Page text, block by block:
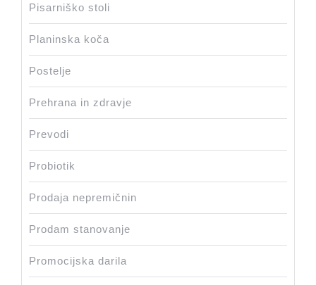
Pisarniško stoli
Planinska koča
Postelje
Prehrana in zdravje
Prevodi
Probiotik
Prodaja nepremičnin
Prodam stanovanje
Promocijska darila